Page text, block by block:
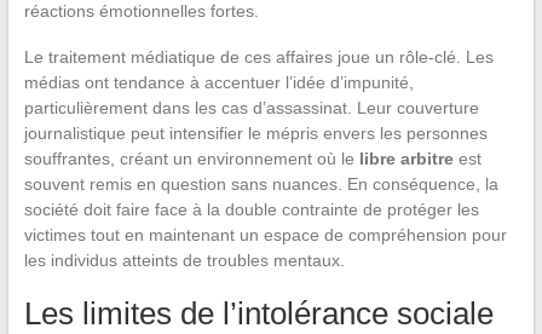
réactions émotionnelles fortes.
Le traitement médiatique de ces affaires joue un rôle-clé. Les
médias ont tendance à accentuer l’idée d’impunité,
particulièrement dans les cas d’assassinat. Leur couverture
journalistique peut intensifier le mépris envers les personnes
souffrantes, créant un environnement où le libre arbitreest
souvent remis en question sans nuances. En conséquence, la
société doit faire face à la double contrainte de protéger les
victimes tout en maintenant un espace de compréhension pour
les individus atteints de troubles mentaux.
Les limites de l’intolérance sociale